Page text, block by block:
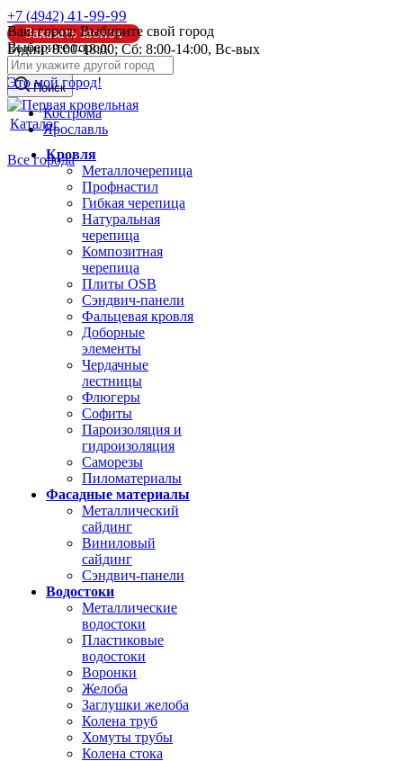
Ваш город: Выбирите свой город
Выберите город:
Это мой город!
Кострома
Ярославль
Все города
+7 (4942) 41-99-99
Заказать звонок
Будни: 8:00-18:00; Сб: 8:00-14:00, Вс-вых
info@pk44.ru
Поиск
Каталог
Кровля
Металлочерепица
Профнастил
Гибкая черепица
Натуральная
черепица
Композитная
черепица
Плиты OSB
Сэндвич-панели
Фальцевая кровля
Доборные
элементы
Чердачные
лестницы
Флюгеры
Софиты
Пароизоляция и
гидроизоляция
Саморезы
Пиломатериалы
Фасадные материалы
Металлический
сайдинг
Виниловый
сайдинг
Сэндвич-панели
Водостоки
Металлические
водостоки
Пластиковые
водостоки
Воронки
Желоба
Заглушки желоба
Колена труб
Хомуты трубы
Колена стока